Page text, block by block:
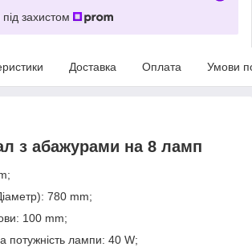
захистом
Доставка Оплата Умови
з абажурами на 8 ламп
780 mm;
100 mm;
потужність лампи: 40 W;